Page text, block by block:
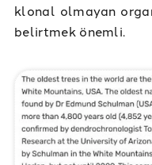
klonal olmayan
belirtmek önemli.